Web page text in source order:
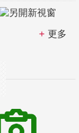
更多